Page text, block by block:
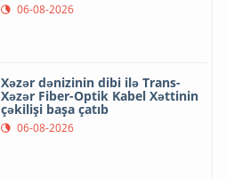
06-08-2026
Xəzər dənizinin dibi ilə Trans-
Xəzər Fiber-Optik Kabel Xəttinin
çəkilişi başa çatıb
06-08-2026